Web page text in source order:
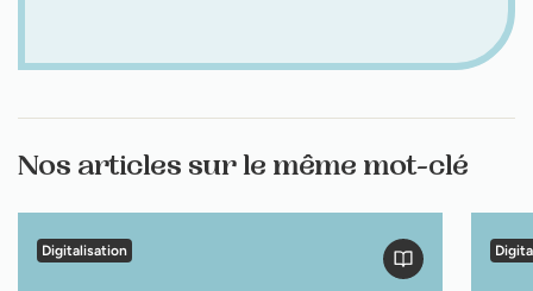
Nos articles sur le même mot-clé
Digitalisation